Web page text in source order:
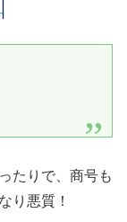
たりで、商号も
り悪質！